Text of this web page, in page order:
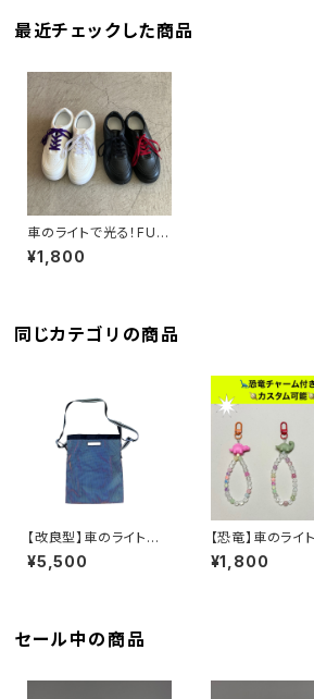
最近チェックした商品
車のライトで光る！FUT
UREシューレース（靴ひ
も）
¥1,800
同じカテゴリの商品
【改良型】車のライトで
光る！FUTUREメッシュ
ショルダーバッグ
¥5,500
【恐竜】車のライ
闇で光る！！蓄光
糸を使ったキー
¥1,800
セール中の商品